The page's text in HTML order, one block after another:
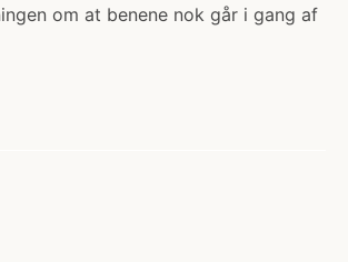
om at benene nok går i gang af